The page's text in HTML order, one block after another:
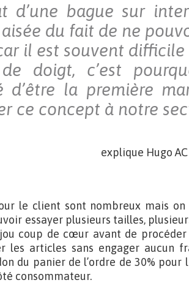
d’une bague sur
du fait de ne
il est souvent
doigt, c’est
d’être la première
ce concept à notre
explique Hugo
le client sont nombreux mais
essayer plusieurs tailles,
coup de cœur avant de
les articles sans engager aucun
du panier de l’ordre de 30%
consommateur.